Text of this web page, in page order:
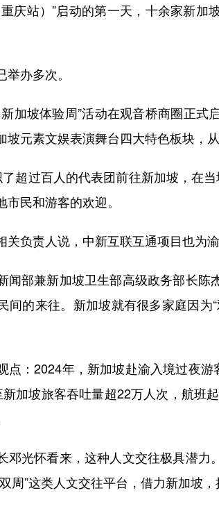
站）”启动的第一天，十余家新加
办多次。
坡体验周”活动在观音桥商圈正式
元素文娱表演舞台四大特色板块，
过百人的代表团前往新加坡，在当
民和游客的欢迎。
责人说，中新互联互通项目也为渝
部兼新加坡卫生部高级政务部长陈
间的来往。新加坡就有很多家庭因
：2024年，新加坡赴渝入境过夜游
加坡旅客吞吐量超22万人次，航班
光怀看来，这种人文交往极具潜力
周”这类人文交往平台，借力新加坡